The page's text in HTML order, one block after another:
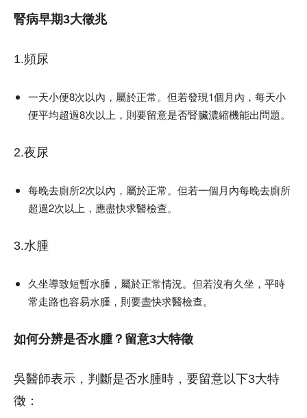
腎病早期3大徵兆
1.頻尿
一天小便8次以內，屬於正常。但若發現1個月內，每天小
便平均超過8次以上，則要留意是否腎臟濃縮機能出問題。
2.夜尿
每晚去廁所2次以內，屬於正常。但若一個月內每晚去廁所
超過2次以上，應盡快求醫檢查。
3.水腫
久坐導致短暫水腫，屬於正常情況。但若沒有久坐，平時
常走路也容易水腫，則要盡快求醫檢查。
如何分辨是否水腫？留意3大特徵
吳醫師表示，判斷是否水腫時，要留意以下3大特
徵：